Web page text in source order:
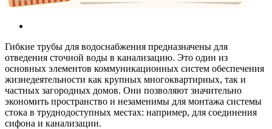
Гибкие трубы для водоснабжения предназначены для
отведения сточной воды в канализацию. Это один из
основных элементов коммуникационных систем обеспечения
жизнедеятельности как крупных многоквартирных, так и
частных загородных домов. Они позволяют значительно
экономить пространство и незаменимы для монтажа системы
стока в труднодоступных местах: например, для соединения
сифона и канализации.